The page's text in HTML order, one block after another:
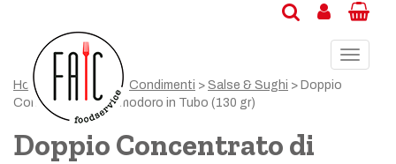
Toggle
Home
> Condimenti > Salse & Sughi > Doppio
Concentrato di Pomodoro in Tubo (130 gr)
Doppio Concentrato di